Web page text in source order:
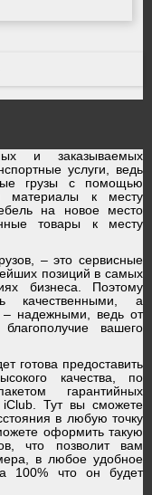
и заказываемых
услуги, ведь
грузы с помощью
материалы к месту
на новое место
товары к месту
– это сервисные
позиций в самых
бизнеса. Поэтому
качественными, а
– надежными, ведь от
вашего
готова предоставить
качества, по
гарантийных
iClub. Тут вы сможете
в любую точку
оформить такую
что позволит вам
в любое удобное
100% что он будет